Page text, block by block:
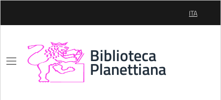
ITA
Biblioteca
Planettiana